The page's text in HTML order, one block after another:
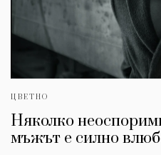
ЦВЕТНО
Няколко
мъжът е силно